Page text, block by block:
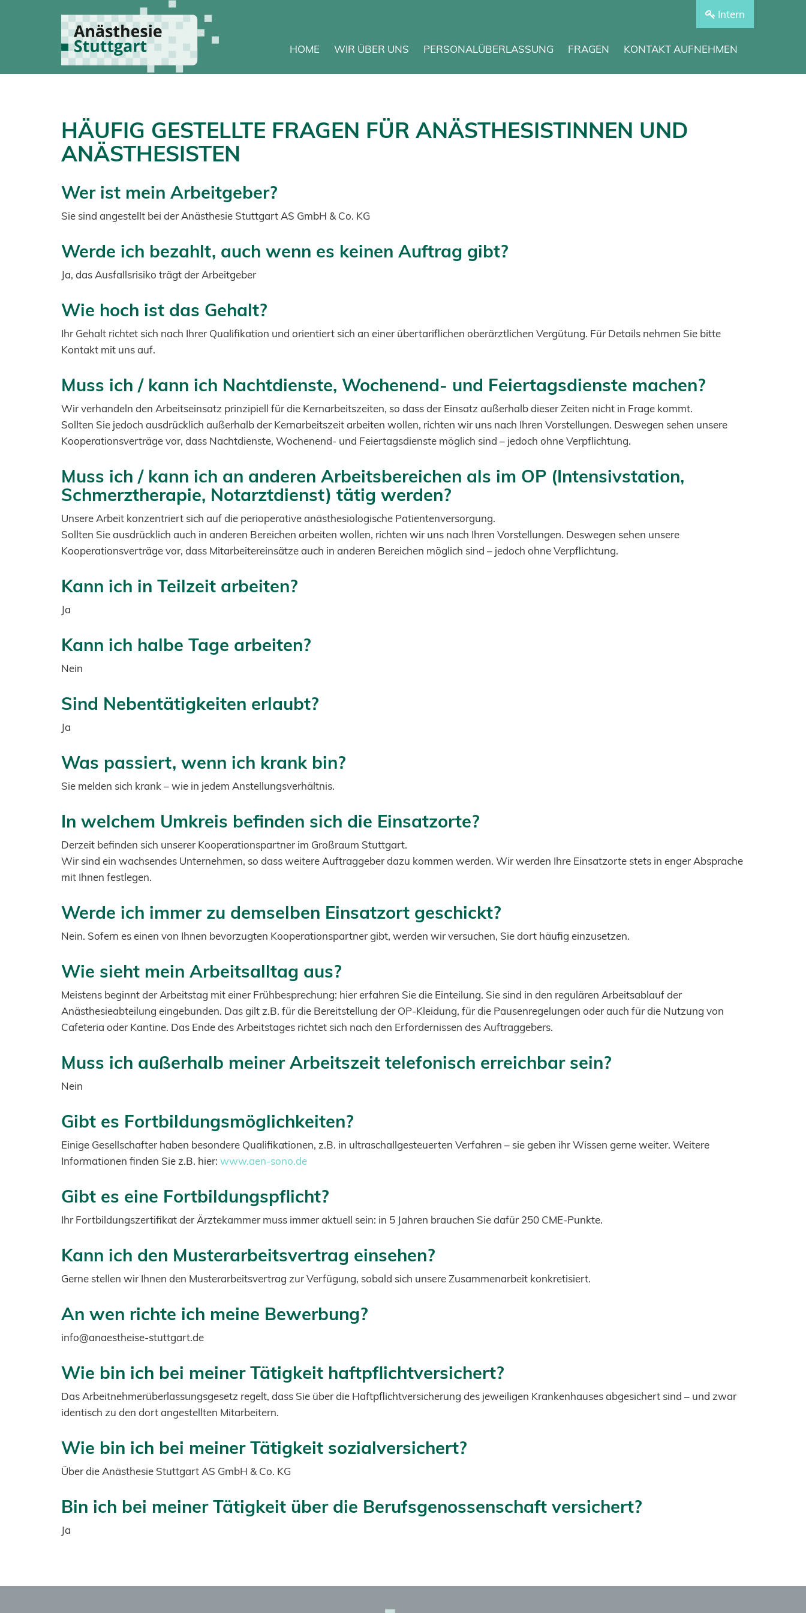
Intern
HOME WIR ÜBER UNS PERSONALÜBERLASSUNG FRAGEN KONTAKT AUFNEHMEN
HÄUFIG GESTELLTE FRAGEN FÜR ANÄSTHESISTINNEN UND
ANÄSTHESISTEN
Wer ist mein Arbeitgeber?
Sie sind angestellt bei der Anästhesie Stuttgart AS GmbH & Co. KG
Werde ich bezahlt, auch wenn es keinen Auftrag gibt?
Ja, das Ausfallsrisiko trägt der Arbeitgeber
Wie hoch ist das Gehalt?
Ihr Gehalt richtet sich nach Ihrer Qualifikation und orientiert sich an einer übertariflichen oberärztlichen Vergütung. Für Details nehmen Sie bitte
Kontakt mit uns auf.
Muss ich / kann ich Nachtdienste, Wochenend- und Feiertagsdienste machen?
Wir verhandeln den Arbeitseinsatz prinzipiell für die Kernarbeitszeiten, so dass der Einsatz außerhalb dieser Zeiten nicht in Frage kommt.
Sollten Sie jedoch ausdrücklich außerhalb der Kernarbeitszeit arbeiten wollen, richten wir uns nach Ihren Vorstellungen. Deswegen sehen unsere
Kooperationsverträge vor, dass Nachtdienste, Wochenend- und Feiertagsdienste möglich sind – jedoch ohne Verpflichtung.
Muss ich / kann ich an anderen Arbeitsbereichen als im OP (Intensivstation,
Schmerztherapie, Notarztdienst) tätig werden?
Unsere Arbeit konzentriert sich auf die perioperative anästhesiologische Patientenversorgung.
Sollten Sie ausdrücklich auch in anderen Bereichen arbeiten wollen, richten wir uns nach Ihren Vorstellungen. Deswegen sehen unsere
Kooperationsverträge vor, dass Mitarbeitereinsätze auch in anderen Bereichen möglich sind – jedoch ohne Verpflichtung.
Kann ich in Teilzeit arbeiten?
Ja
Kann ich halbe Tage arbeiten?
Nein
Sind Nebentätigkeiten erlaubt?
Ja
Was passiert, wenn ich krank bin?
Sie melden sich krank – wie in jedem Anstellungsverhältnis.
In welchem Umkreis befinden sich die Einsatzorte?
Derzeit befinden sich unserer Kooperationspartner im Großraum Stuttgart.
Wir sind ein wachsendes Unternehmen, so dass weitere Auftraggeber dazu kommen werden. Wir werden Ihre Einsatzorte stets in enger Absprache
mit Ihnen festlegen.
Werde ich immer zu demselben Einsatzort geschickt?
Nein. Sofern es einen von Ihnen bevorzugten Kooperationspartner gibt, werden wir versuchen, Sie dort häufig einzusetzen.
Wie sieht mein Arbeitsalltag aus?
Meistens beginnt der Arbeitstag mit einer Frühbesprechung: hier erfahren Sie die Einteilung. Sie sind in den regulären Arbeitsablauf der
Anästhesieabteilung eingebunden. Das gilt z.B. für die Bereitstellung der OP-Kleidung, für die Pausenregelungen oder auch für die Nutzung von
Cafeteria oder Kantine. Das Ende des Arbeitstages richtet sich nach den Erfordernissen des Auftraggebers.
Muss ich außerhalb meiner Arbeitszeit telefonisch erreichbar sein?
Nein
Gibt es Fortbildungsmöglichkeiten?
Einige Gesellschafter haben besondere Qualifikationen, z.B. in ultraschallgesteuerten Verfahren – sie geben ihr Wissen gerne weiter. Weitere
Informationen finden Sie z.B. hier: www.aen-sono.de
Gibt es eine Fortbildungspflicht?
Ihr Fortbildungszertifikat der Ärztekammer muss immer aktuell sein: in 5 Jahren brauchen Sie dafür 250 CME-Punkte.
Kann ich den Musterarbeitsvertrag einsehen?
Gerne stellen wir Ihnen den Musterarbeitsvertrag zur Verfügung, sobald sich unsere Zusammenarbeit konkretisiert.
An wen richte ich meine Bewerbung?
info@anaestheise-stuttgart.de
Wie bin ich bei meiner Tätigkeit haftpflichtversichert?
Das Arbeitnehmerüberlassungsgesetz regelt, dass Sie über die Haftpflichtversicherung des jeweiligen Krankenhauses abgesichert sind – und zwar
identisch zu den dort angestellten Mitarbeitern.
Wie bin ich bei meiner Tätigkeit sozialversichert?
Über die Anästhesie Stuttgart AS GmbH & Co. KG
Bin ich bei meiner Tätigkeit über die Berufsgenossenschaft versichert?
Ja